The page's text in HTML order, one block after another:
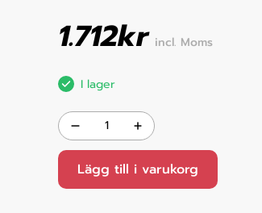
1.712kr incl. Moms
I lager
Lägg till i varukorg